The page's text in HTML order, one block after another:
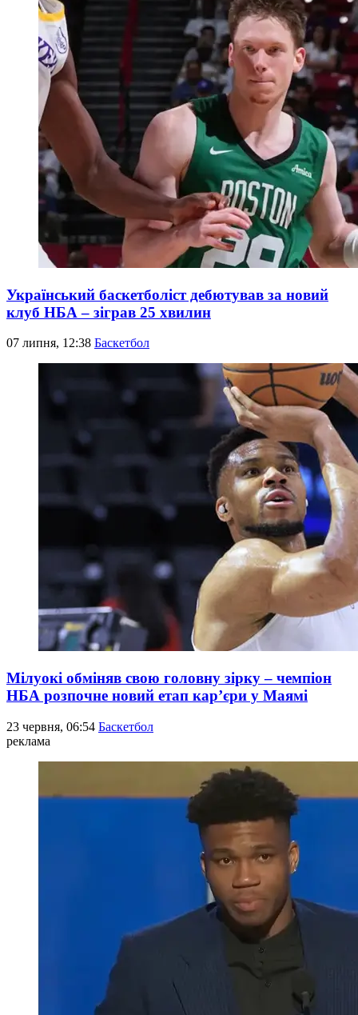
Український баскетболіст дебютував за новий
клуб НБА – зіграв 25 хвилин
07 липня, 12:38 Баскетбол
Мілуокі обміняв свою головну зірку – чемпіон
НБА розпочне новий етап кар’єри у Маямі
23 червня, 06:54 Баскетбол
реклама